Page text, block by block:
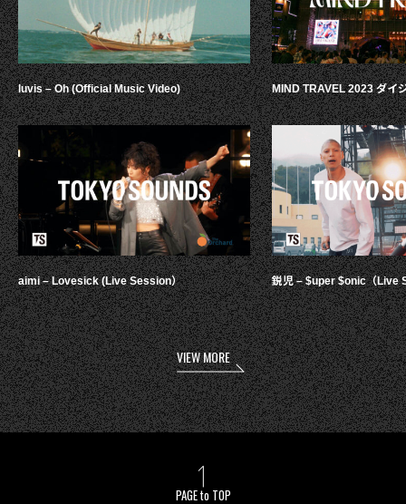
luvis – Oh (Official Music Video)
aimi – Lovesick (Live Session）
MIND TRAVEL 2023 ダイ
鋭児 – $uper $onic（Live
VIEW MORE
PAGE to TOP